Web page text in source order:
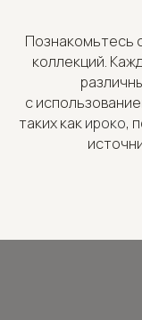
Познакомьтесь
коллекций.
с
таких какироко,